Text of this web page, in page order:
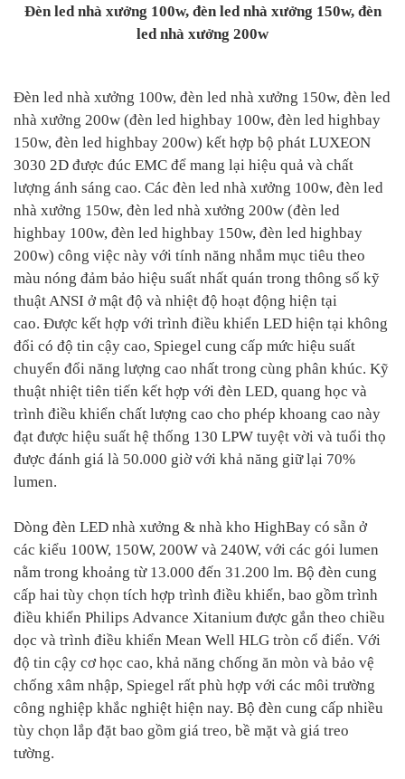
Đèn led nhà xưởng 100w, đèn led nhà xưởng 150w, đèn
led nhà xưởng 200w
Đèn led nhà xưởng 100w, đèn led nhà xưởng 150w, đèn led
nhà xưởng 200w (đèn led highbay 100w, đèn led highbay
150w, đèn led highbay 200w) kết hợp bộ phát LUXEON
3030 2D được đúc EMC để mang lại hiệu quả và chất
lượng ánh sáng cao. Các đèn led nhà xưởng 100w, đèn led
nhà xưởng 150w, đèn led nhà xưởng 200w (đèn led
highbay 100w, đèn led highbay 150w, đèn led highbay
200w) công việc này với tính năng nhắm mục tiêu theo
màu nóng đảm bảo hiệu suất nhất quán trong thông số kỹ
thuật ANSI ở mật độ và nhiệt độ hoạt động hiện tại
cao. Được kết hợp với trình điều khiển LED hiện tại không
đổi có độ tin cậy cao, Spiegel cung cấp mức hiệu suất
chuyển đổi năng lượng cao nhất trong cùng phân khúc. Kỹ
thuật nhiệt tiên tiến kết hợp với đèn LED, quang học và
trình điều khiển chất lượng cao cho phép khoang cao này
đạt được hiệu suất hệ thống 130 LPW tuyệt vời và tuổi thọ
được đánh giá là 50.000 giờ với khả năng giữ lại 70%
lumen.
Dòng đèn LED nhà xưởng & nhà kho HighBay có sẵn ở
các kiểu 100W, 150W, 200W và 240W, với các gói lumen
nằm trong khoảng từ 13.000 đến 31.200 lm. Bộ đèn cung
cấp hai tùy chọn tích hợp trình điều khiển, bao gồm trình
điều khiển Philips Advance Xitanium được gắn theo chiều
dọc và trình điều khiển Mean Well HLG tròn cổ điển. Với
độ tin cậy cơ học cao, khả năng chống ăn mòn và bảo vệ
chống xâm nhập, Spiegel rất phù hợp với các môi trường
công nghiệp khắc nghiệt hiện nay. Bộ đèn cung cấp nhiều
tùy chọn lắp đặt bao gồm giá treo, bề mặt và giá treo
tường.